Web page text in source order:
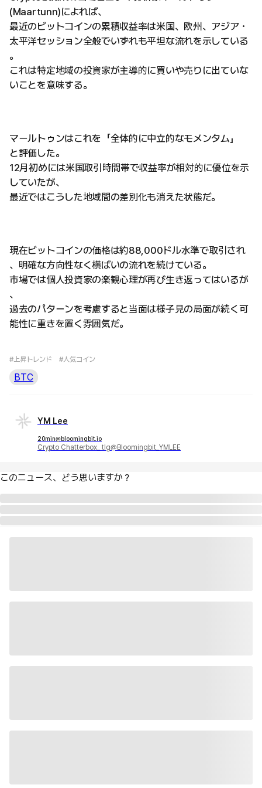
(Maartunn)によれば、
最近のビットコインの累積収益率は米国、欧州、アジア・
太平洋セッション全般でいずれも平坦な流れを示している
。
これは特定地域の投資家が主導的に買いや売りに出ていな
いことを意味する。
マールトゥンはこれを「全体的に中立的なモメンタム」
と評価した。
12月初めには米国取引時間帯で収益率が相対的に優位を示
していたが、
最近ではこうした地域間の差別化も消えた状態だ。
現在ビットコインの価格は約88,000ドル水準で取引され
、明確な方向性なく横ばいの流れを続けている。
市場では個人投資家の楽観心理が再び生き返ってはいるが
、
過去のパターンを考慮すると当面は様子見の局面が続く可
能性に重きを置く雰囲気だ。
#上昇トレンド #人気コイン
BTC
YM Lee
20min@bloomingbit.io
Crypto Chatterbox_ tlg@Bloomingbit_YMLEE
このニュース、どう思いますか？